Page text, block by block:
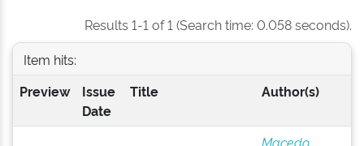
Results 1-1 of 1 (Search time: 0.058 seconds).
Item hits:
Preview
Issue
Date
Title Author(s)
Macedo,